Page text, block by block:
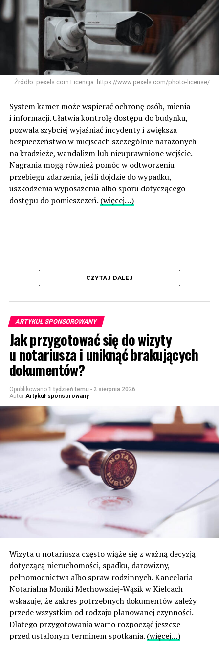
Źródło: pexels.com Licencja: https://www.pexels.com/photo-license/
System kamer może wspierać ochronę osób, mienia
i informacji. Ułatwia kontrolę dostępu do budynku,
pozwala szybciej wyjaśniać incydenty i zwiększa
bezpieczeństwo w miejscach szczególnie narażonych
na kradzieże, wandalizm lub nieuprawnione wejście.
Nagrania mogą również pomóc w odtworzeniu
przebiegu zdarzenia, jeśli dojdzie do wypadku,
uszkodzenia wyposażenia albo sporu dotyczącego
dostępu do pomieszczeń. (więcej…)
CZYTAJ DALEJ
ARTYKUŁ SPONSOROWANY
Jak przygotować się do wizyty
u notariusza i uniknąć brakujących
dokumentów?
Opublikowano 1 tydzień temu - 2 sierpnia 2026
Autor Artykuł sponsorowany
Wizyta u notariusza często wiąże się z ważną decyzją
dotyczącą nieruchomości, spadku, darowizny,
pełnomocnictwa albo spraw rodzinnych. Kancelaria
Notarialna Moniki Mechowskiej-Wąsik w Kielcach
wskazuje, że zakres potrzebnych dokumentów zależy
przede wszystkim od rodzaju planowanej czynności.
Dlatego przygotowania warto rozpocząć jeszcze
przed ustalonym terminem spotkania. (więcej…)